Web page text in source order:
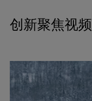
创新聚焦视频